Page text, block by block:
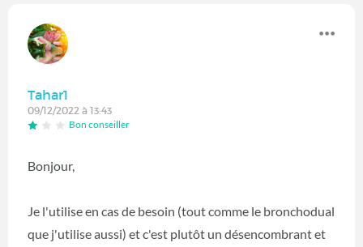
Tahar1
09/12/2022 à 13:43
Bon conseiller
Bonjour,
Je l'utilise en cas de besoin (tout comme le bronchodual
que j'utilise aussi) et c'est plutôt un désencombrant et